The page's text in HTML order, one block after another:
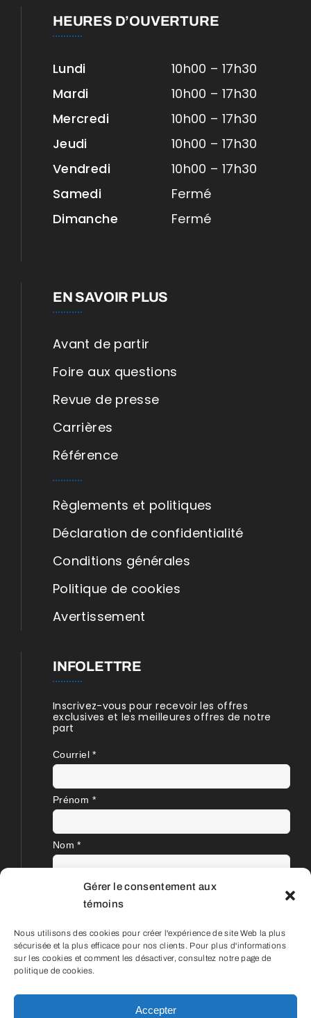
Gérer le consentement aux
témoins
Nous utilisons des cookies pour créer l'expérience de site Web la plus
sécurisée et la plus efficace pour nos clients. Pour plus d'informations
sur les cookies et comment les désactiver, consultez notre page de
politique de cookies.
Accepter
HEURES D’OUVERTURE
Lundi
Mardi
Mercredi
Jeudi
Vendredi
Samedi
Dimanche
10h00 – 17h30
10h00 – 17h30
10h00 – 17h30
10h00 – 17h30
10h00 – 17h30
Fermé
Fermé
EN SAVOIR PLUS
Avant de partir
Foire aux questions
Revue de presse
Carrières
Référence
Règlements et politiques
Déclaration de confidentialité
Conditions générales
Politique de cookies
Avertissement
INFOLETTRE
Inscrivez-vous pour recevoir les offres
exclusives et les meilleures offres de notre
part
Courriel*
Prénom *
Nom*